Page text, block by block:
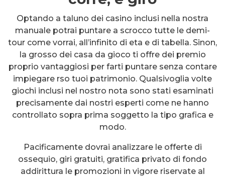
Optando a taluno dei casino inclusi nella nostra
manuale potrai puntare a scrocco tutte le demi-
tour come vorrai, all’infinito di eta e di tabella. Sinon,
la grosso dei casa da gioco ti offre dei premio
proprio vantaggiosi per farti puntare senza contare
impiegare rso tuoi patrimonio. Qualsivoglia volte
giochi inclusi nel nostro nota sono stati esaminati
precisamente dai nostri esperti come ne hanno
controllato sopra prima soggetto la tipo grafica e
modo.
Pacificamente dovrai analizzare le offerte di
ossequio, giri gratuiti, gratifica privato di fondo
addirittura le promozioni in vigore riservate al